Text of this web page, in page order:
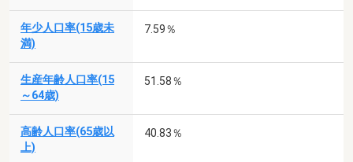
年少人口率(15歳未
満)
7.59％
生産年齢人口率(15
～64歳)
51.58％
高齢人口率(65歳以
上)
40.83％